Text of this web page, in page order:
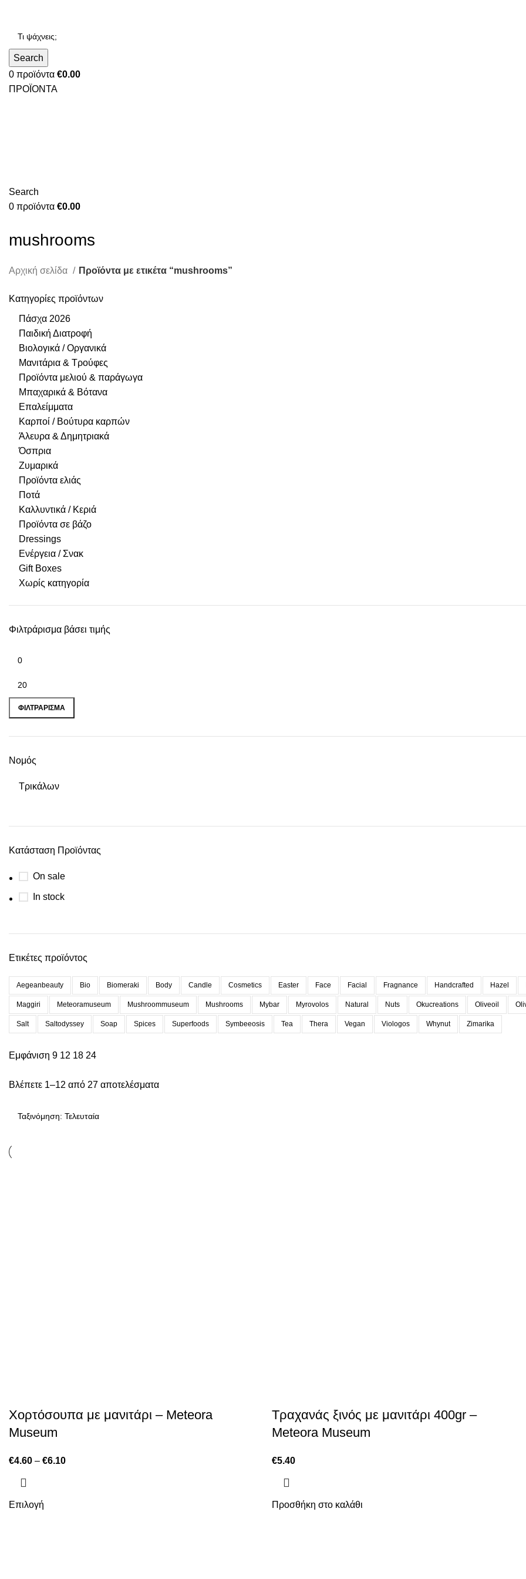
Search
0 προϊόντα €0.00
ΠΡΟΪΟΝΤΑ
Search
0 προϊόντα €0.00
mushrooms
Αρχική σελίδα Προϊόντα με ετικέτα “mushrooms”
Κατηγορίες προϊόντων
Πάσχα 2026
Παιδική Διατροφή
Βιολογικά / Οργανικά
Μανιτάρια & Τρούφες
Προϊόντα μελιού & παράγωγα
Μπαχαρικά & Βότανα
Επαλείμματα
Καρποί / Βούτυρα καρπών
Άλευρα & Δημητριακά
Όσπρια
Ζυμαρικά
Προϊόντα ελιάς
Ποτά
Καλλυντικά / Κεριά
Προϊόντα σε βάζο
Dressings
Ενέργεια / Σνακ
Gift Boxes
Χωρίς κατηγορία
Φιλτράρισμα βάσει τιμής
ΦΙΛΤΡΆΡΙΣΜΑ
Νομός
Τρικάλων
Κατάσταση Προϊόντας
On sale
In stock
Ετικέτες προϊόντος
Aegeanbeauty Bio Biomeraki Body Candle Cosmetics Easter Face Facial Fragnance Handcrafted Hazel
Maggiri Meteoramuseum Mushroommuseum Mushrooms Mybar Myrovolos Natural Nuts Okucreations Oliveoil
Salt Saltodyssey Soap Spices Superfoods Symbeeosis Tea Thera Vegan Viologos Whynut Zimarika
Εμφάνιση 9 12 18 24
Βλέπετε 1–12 από 27 αποτελέσματα
Χορτόσουπα με μανιτάρι – Meteora
Museum
€4.60 – €6.10
Επιλογή
Τραχανάς ξινός με μανιτάρι 400gr –
Meteora Museum
€5.40
Προσθήκη στο καλάθι